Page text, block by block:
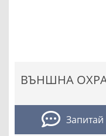
ВЪНШНА
Запитай